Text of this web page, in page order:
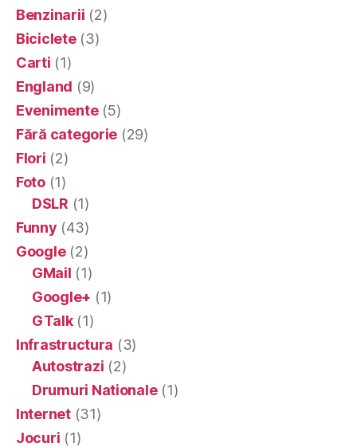
Benzinarii (2)
Biciclete(3)
Carti (1)
England (9)
Evenimente(5)
Fără categorie (29)
Flori (2)
Foto(1)
DSLR (1)
Funny (43)
Google(2)
GMail (1)
Google+ (1)
GTalk(1)
Infrastructura (3)
Autostrazi (2)
Drumuri Nationale(1)
Internet(31)
Jocuri (1)